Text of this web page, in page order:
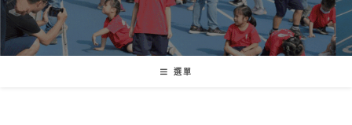
選單